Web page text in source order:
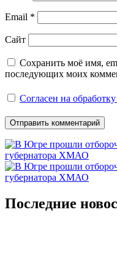
Email *
Сайт
Сохранить моё имя,
последующих моих
Согласен на
Последние